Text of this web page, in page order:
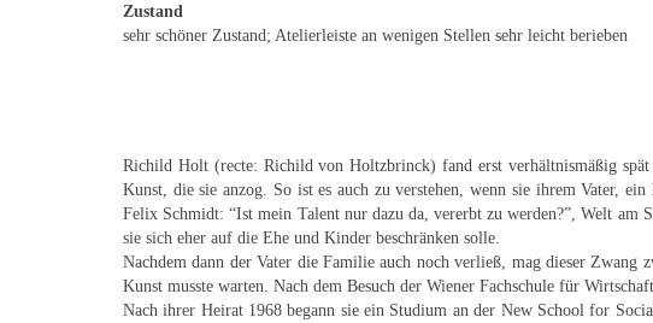
Zustand
sehr schöner Zustand; Atelierleiste an wenigen Stellen sehr leicht berieben
Richild Holt (recte: Richild von Holtzbrinck) fand erst verhältnismäßig spät
Kunst, die sie anzog. So ist es auch zu verstehen, wenn sie ihrem Vater,
Felix Schmidt: “Ist mein Talent nur dazu da, vererbt zu werden?”, Welt am
sie sich eher auf die Ehe und Kinder beschränken solle.
Nachdem dann der Vater die Familie auch noch verließ, mag dieser
Kunst musste warten. Nach dem Besuch der Wiener Fachschule für
Nach ihrer Heirat 1968 begann sie ein Studium an der New School for